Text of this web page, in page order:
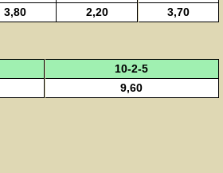
3,80 2,20 3,70
10-2-5
9,60